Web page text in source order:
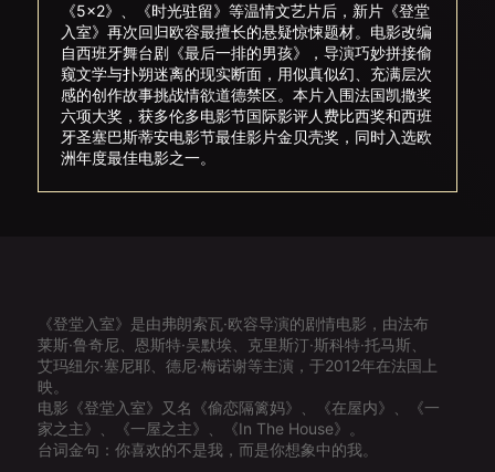
《5×2》、《时光驻留》等温情文艺片后，新片《登堂
入室》再次回归欧容最擅长的悬疑惊悚题材。电影改编
自西班牙舞台剧《最后一排的男孩》，导演巧妙拼接偷
窥文学与扑朔迷离的现实断面，用似真似幻、充满层次
感的创作故事挑战情欲道德禁区。本片入围法国凯撒奖
六项大奖，获多伦多电影节国际影评人费比西奖和西班
牙圣塞巴斯蒂安电影节最佳影片金贝壳奖，同时入选欧
洲年度最佳电影之一。
《登堂入室》是由弗朗索瓦·欧容导演的剧情电影，由法布
莱斯·鲁奇尼、恩斯特·吴默埃、克里斯汀·斯科特·托马斯、
艾玛纽尔·塞尼耶、德尼·梅诺谢等主演，于2012年在法国上
映。
电影《登堂入室》又名《偷恋隔篱妈》、《在屋内》、《一
家之主》、《一屋之主》、《In The House》。
台词金句：你喜欢的不是我，而是你想象中的我。